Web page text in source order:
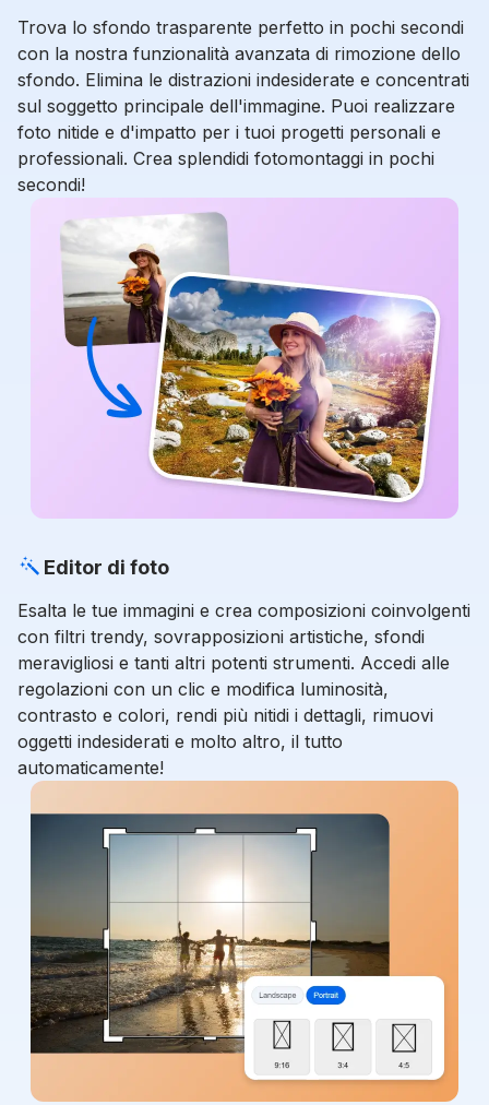
Trova lo sfondo trasparente perfetto in pochi secondi
con la nostra funzionalità avanzata di rimozione dello
sfondo. Elimina le distrazioni indesiderate e concentrati
sul soggetto principale dell'immagine. Puoi realizzare
foto nitide e d'impatto per i tuoi progetti personali e
professionali. Crea splendidi fotomontaggi in pochi
secondi!
Editor di foto
Esalta le tue immagini e crea composizioni coinvolgenti
con filtri trendy, sovrapposizioni artistiche, sfondi
meravigliosi e tanti altri potenti strumenti. Accedi alle
regolazioni con un clic e modifica luminosità,
contrasto e colori, rendi più nitidi i dettagli, rimuovi
oggetti indesiderati e molto altro, il tutto
automaticamente!